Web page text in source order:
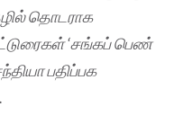
தொடராக
‘சங்கப் பெண்
பதிப்பக